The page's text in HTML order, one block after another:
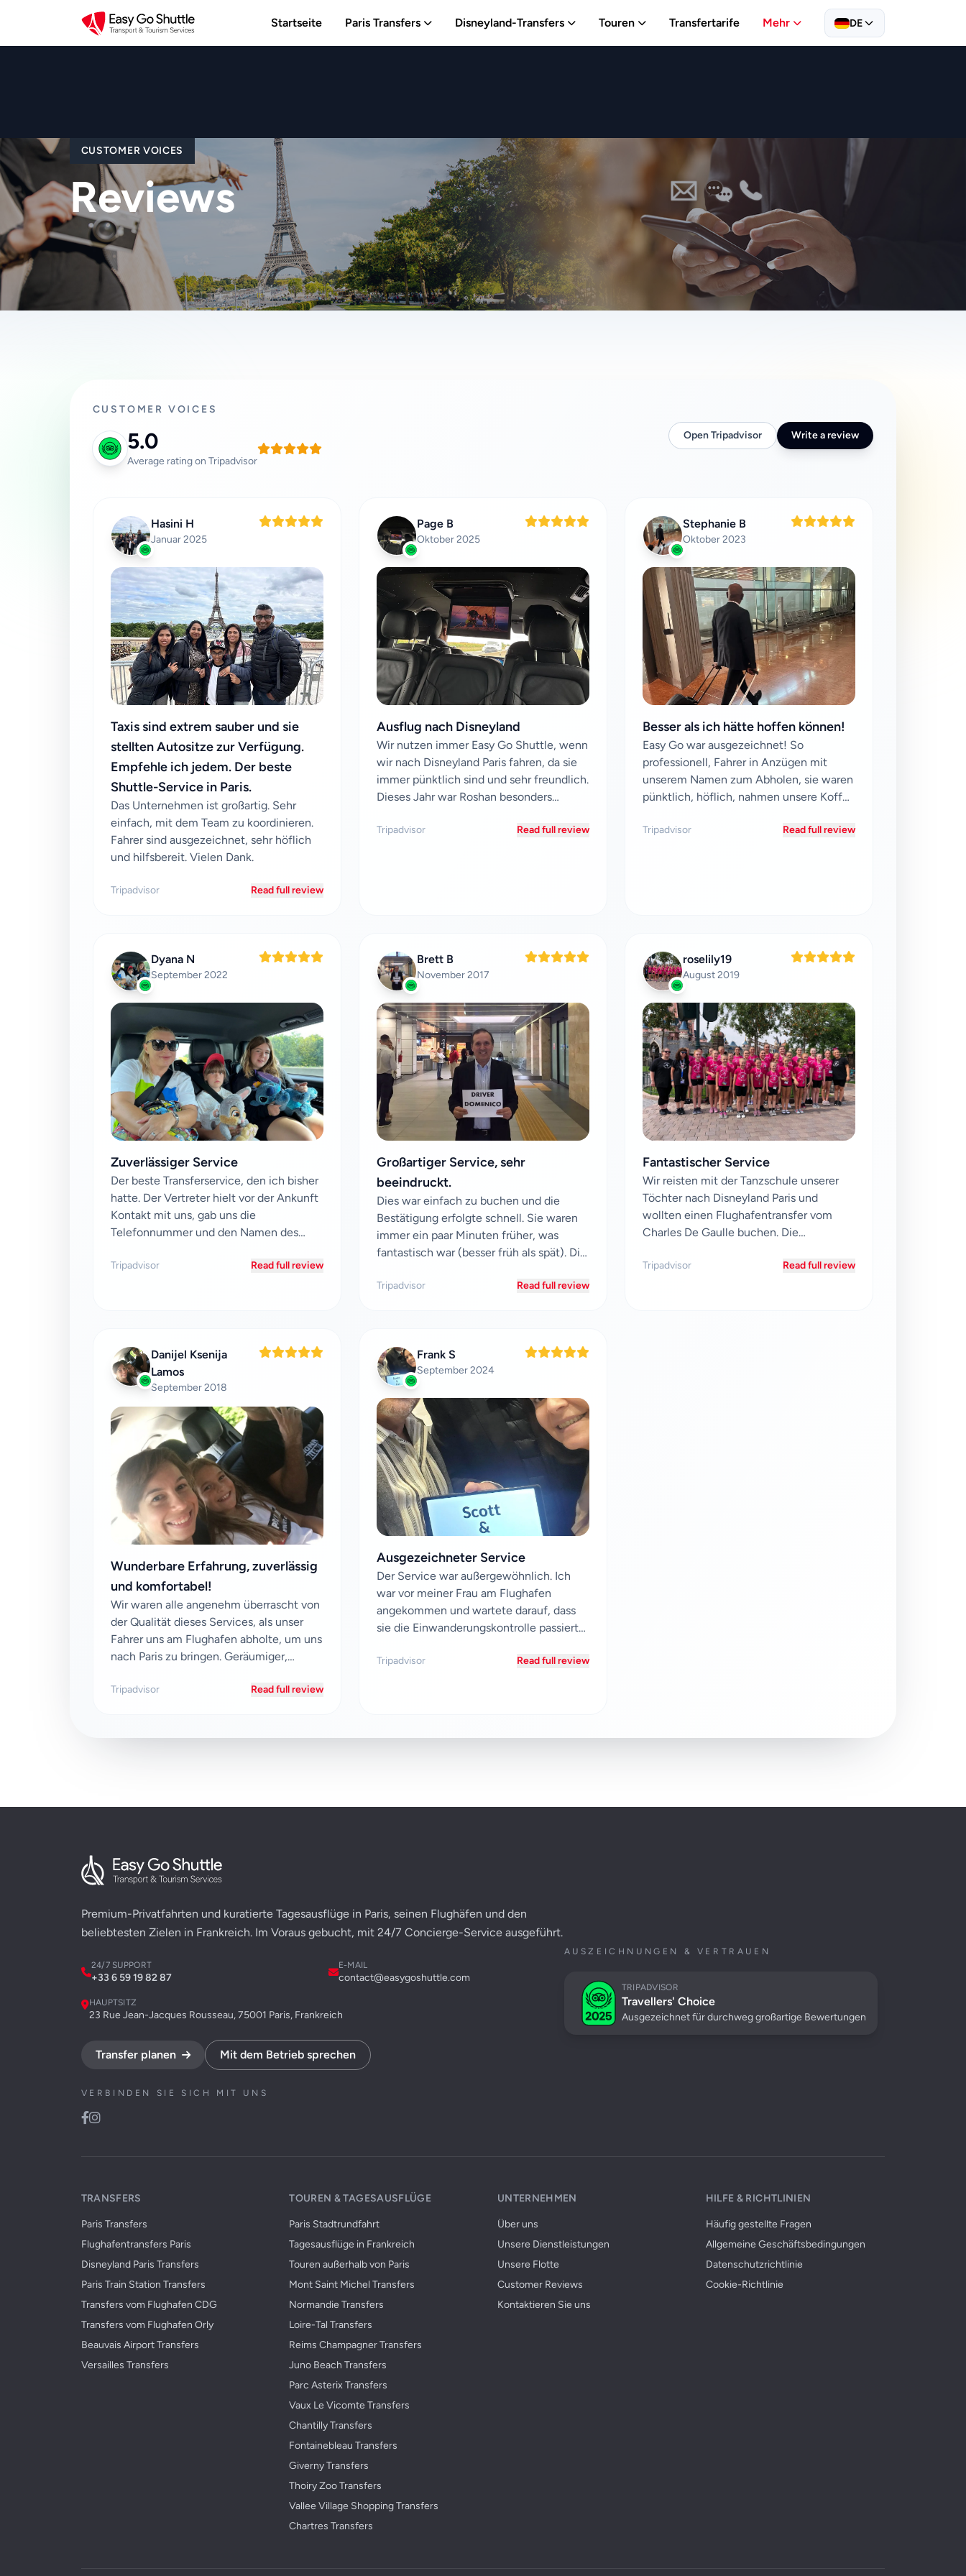
Startseite Paris Transfers Disneyland-Transfers Touren Transfertarife Mehr DE
CUSTOMER VOICES
Reviews
CUSTOMER VOICES
5.0
Average rating on Tripadvisor
Open Tripadvisor Write a review
Hasini H
Januar 2025
Taxis sind extrem sauber und sie
stellten Autositze zur Verfügung.
Empfehle ich jedem. Der beste
Shuttle-Service in Paris.
Das Unternehmen ist großartig. Sehr
einfach, mit dem Team zu koordinieren.
Fahrer sind ausgezeichnet, sehr höflich
und hilfsbereit. Vielen Dank.
Tripadvisor Read full review
Page B
Oktober 2025
Ausflug nach Disneyland
Wir nutzen immer Easy Go Shuttle, wenn
wir nach Disneyland Paris fahren, da sie
immer pünktlich sind und sehr freundlich.
Dieses Jahr war Roshan besonders
Tripadvisor Read full review
Stephanie B
Oktober 2023
Besser als ich hätte hoffen können!
Easy Go war ausgezeichnet! So
professionell, Fahrer in Anzügen mit
unserem Namen zum Abholen, sie waren
pünktlich, höflich, nahmen unsere Koffer
Tripadvisor Read full review
Dyana N
September 2022
Zuverlässiger Service
Der beste Transferservice, den ich bisher
hatte. Der Vertreter hielt vor der Ankunft
Kontakt mit uns, gab uns die
Telefonnummer und den Namen des
Tripadvisor Read full review
Brett B
November 2017
Großartiger Service, sehr
beeindruckt.
Dies war einfach zu buchen und die
Bestätigung erfolgte schnell. Sie waren
immer ein paar Minuten früher, was
fantastisch war (besser früh als spät). Die
Tripadvisor Read full review
roselily19
August 2019
Fantastischer Service
Wir reisten mit der Tanzschule unserer
Töchter nach Disneyland Paris und
wollten einen Flughafentransfer vom
Charles De Gaulle buchen. Die
Tripadvisor Read full review
Danijel Ksenija
Lamos
September 2018
Wunderbare Erfahrung, zuverlässig
und komfortabel!
Wir waren alle angenehm überrascht von
der Qualität dieses Services, als unser
Fahrer uns am Flughafen abholte, um uns
nach Paris zu bringen. Geräumiger,
Tripadvisor Read full review
Frank S
September 2024
Ausgezeichneter Service
Der Service war außergewöhnlich. Ich
war vor meiner Frau am Flughafen
angekommen und wartete darauf, dass
sie die Einwanderungskontrolle passierte.
Tripadvisor Read full review
Premium-Privatfahrten und kuratierte Tagesausflüge in Paris, seinen Flughäfen und den
beliebtesten Zielen in Frankreich. Im Voraus gebucht, mit 24/7 Concierge-Service ausgeführt.
24/7 SUPPORT
+33 6 59 19 82 87
E-MAIL
contact@easygoshuttle.com
HAUPTSITZ
23 Rue Jean-Jacques Rousseau, 75001 Paris, Frankreich
Transfer planen Mit dem Betrieb sprechen
VERBINDEN SIE SICH MIT UNS
AUSZEICHNUNGEN & VERTRAUEN
TRIPADVISOR
Travellers' Choice
Ausgezeichnet für durchweg großartige Bewertungen
TRANSFERS
Paris Transfers
Flughafentransfers Paris
Disneyland Paris Transfers
Paris Train Station Transfers
Transfers vom Flughafen CDG
Transfers vom Flughafen Orly
Beauvais Airport Transfers
Versailles Transfers
TOUREN & TAGESAUSFLÜGE
Paris Stadtrundfahrt
Tagesausflüge in Frankreich
Touren außerhalb von Paris
Mont Saint Michel Transfers
Normandie Transfers
Loire-Tal Transfers
Reims Champagner Transfers
Juno Beach Transfers
Parc Asterix Transfers
Vaux Le Vicomte Transfers
Chantilly Transfers
Fontainebleau Transfers
Giverny Transfers
Thoiry Zoo Transfers
Vallee Village Shopping Transfers
Chartres Transfers
UNTERNEHMEN
Über uns
Unsere Dienstleistungen
Unsere Flotte
Customer Reviews
Kontaktieren Sie uns
HILFE & RICHTLINIEN
Häufig gestellte Fragen
Allgemeine Geschäftsbedingungen
Datenschutzrichtlinie
Cookie-Richtlinie